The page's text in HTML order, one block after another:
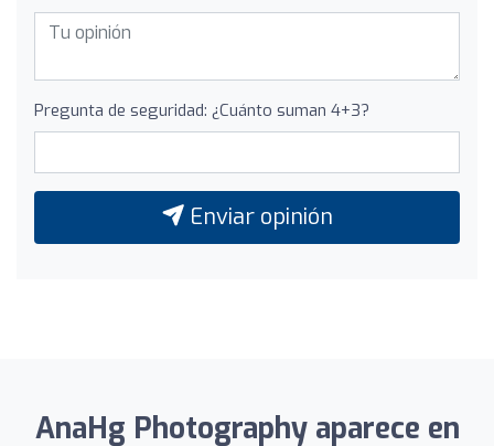
Pregunta de seguridad: ¿Cuánto suman 4+3?
Enviar opinión
AnaHg Photography aparece en